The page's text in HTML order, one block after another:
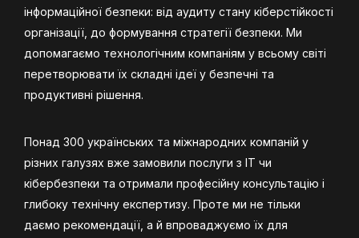
інформаційної безпеки: від аудиту стану кіберстійкості
організації, до формування стратегії безпеки. Ми
допомагаємо технологічним компаніям у всьому світі
перетворювати їх складні ідеї у безпечні та
продуктивні рішення.
Понад 300 українських та міжнародних компаній у
різних галузях вже замовили послуги з ІТ чи
кібербезпеки та отримали професійну консультацію і
глибоку технічну експертизу. Проте ми не тільки
даємо рекомендації, а й впроваджуємо їх для